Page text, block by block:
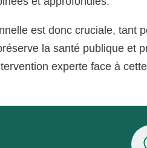
est donc cruciale, tant
la santé publique et
experte face à